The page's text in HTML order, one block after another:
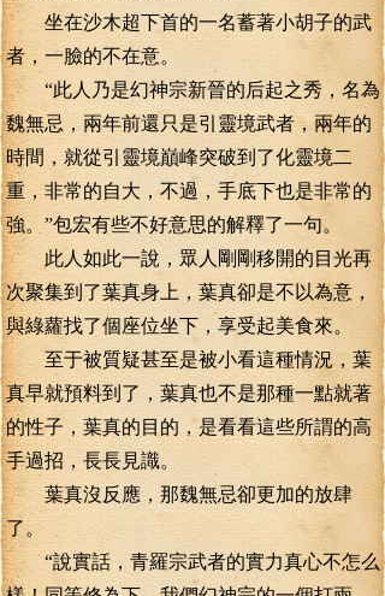
坐在沙木超下首的一名蓄著小胡子的武
者，一臉的不在意。
“此人乃是幻神宗新晉的后起之秀，名為
魏無忌，兩年前還只是引靈境武者，兩年的
時間，就從引靈境巔峰突破到了化靈境二
重，非常的自大，不過，手底下也是非常的
強。”包宏有些不好意思的解釋了一句。
此人如此一說，眾人剛剛移開的目光再
次聚集到了葉真身上，葉真卻是不以為意，
與綠蘿找了個座位坐下，享受起美食來。
至于被質疑甚至是被小看這種情況，葉
真早就預料到了，葉真也不是那種一點就著
的性子，葉真的目的，是看看這些所謂的高
手過招，長長見識。
葉真沒反應，那魏無忌卻更加的放肆
了。
“說實話，青羅宗武者的實力真心不怎么